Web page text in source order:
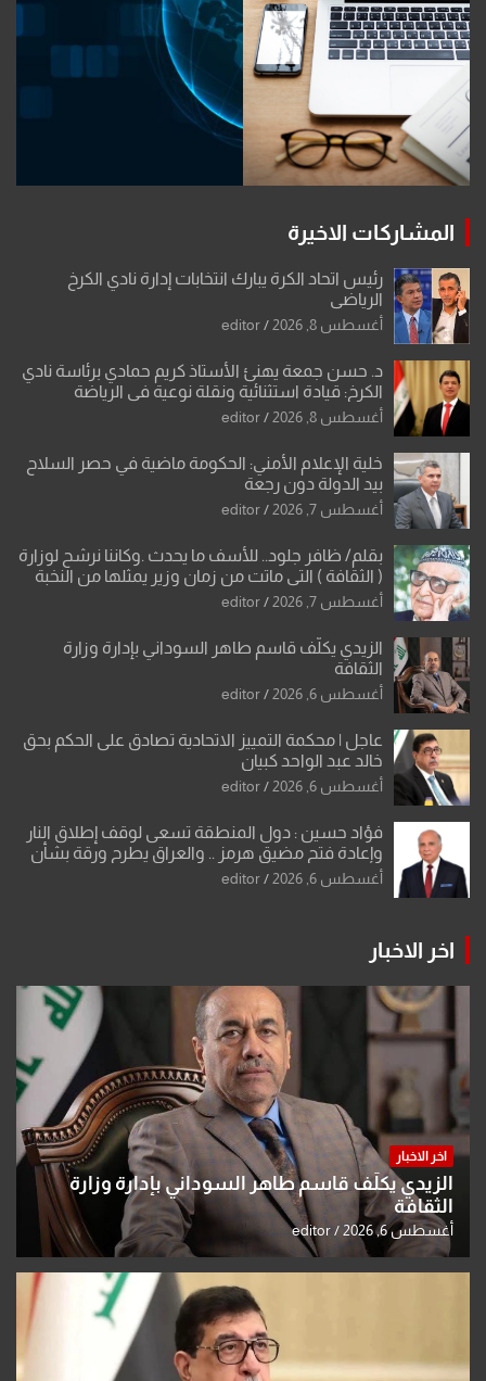
المشاركات الاخيرة
رئيس اتحاد الكرة يبارك انتخابات إدارة نادي الكرخ
الرياضي
أغسطس 8, 2026 editor
د. حسن جمعة يهنئ الأستاذ كريم حمادي برئاسة نادي
الكرخ: قيادة استثنائية ونقلة نوعية في الرياضة
العراقية
أغسطس 8, 2026 editor
خلية الإعلام الأمني: الحكومة ماضية في حصر السلاح
بيد الدولة دون رجعة
أغسطس 7, 2026 editor
بقلم/ ظافر جلود.. للأسف ما يحدث .وكاننا نرشح لوزارة
( الثقافة ) التي ماتت من زمان وزير يمثلها من النخبة
والإرث العظيم للثقافة العراقية..
أغسطس 7, 2026 editor
الزيدي يكلّف قاسم طاهر السوداني بإدارة وزارة
الثقافة
أغسطس 6, 2026 editor
عاجل | محكمة التمييز الاتحادية تصادق على الحكم بحق
خالد عبد الواحد كبيان
أغسطس 6, 2026 editor
فؤاد حسين : دول المنطقة تسعى لوقف إطلاق النار
وإعادة فتح مضيق هرمز .. والعراق يطرح ورقة بشأن
تحولات القدس
أغسطس 6, 2026 editor
اخر الاخبار
اخر الاخبار
الزيدي يكلّف قاسم طاهر السوداني بإدارة وزارة
الثقافة
أغسطس 6, 2026 editor